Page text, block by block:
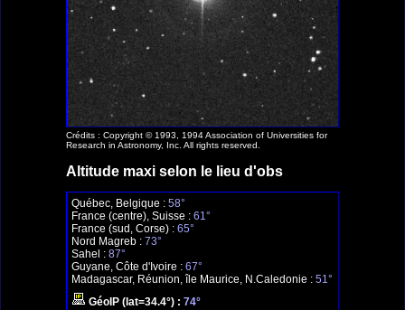
Crédits : Copyright © 1993, 1994 Association of Universities for
Research in Astronomy, Inc. All rights reserved.
Altitude maxi selon le lieu d'obs
Québec, Belgique : 58°
France (centre), Suisse : 61°
France (sud, Corse) : 65°
Nord Magreb : 73°
Sahel : 87°
Guyane, Côte d'Ivoire : 67°
Madagascar, Réunion, île Maurice, N.Caledonie : 51°
GéoIP (lat=34.4°) : 74°